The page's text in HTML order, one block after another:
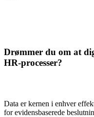
Drømmer du om at
HR-processer?
Data er kernen i enhver
for evidensbaserede